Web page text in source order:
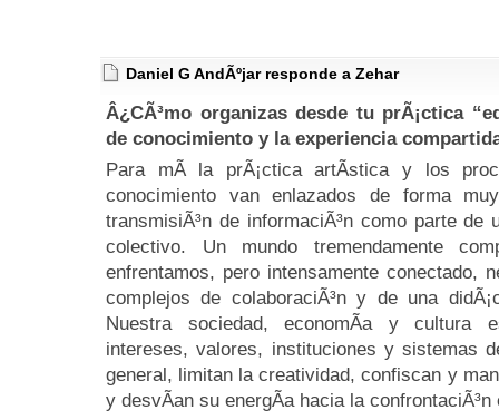
Daniel G AndÃºjar responde a Zehar
Â¿CÃ³mo organizas desde tu prÃ¡ctica
de conocimiento y la experiencia
Para mÃ­ la prÃ¡ctica artÃ­stica y los
conocimiento van enlazados de forma
transmisiÃ³n de informaciÃ³n como parte de
colectivo. Un mundo tremendamente
enfrentamos, pero intensamente conectado,
complejos de colaboraciÃ³n y de una
Nuestra sociedad, economÃ­a y cultura
intereses, valores, instituciones y sistemas
general, limitan la creatividad, confiscan y
y desvÃ­an su energÃ­a hacia la